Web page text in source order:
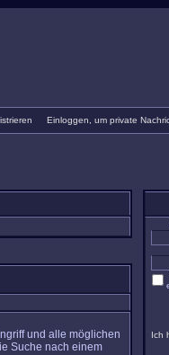
Einloggen, um private
und alle möglichen
Suche nach einem
Ich